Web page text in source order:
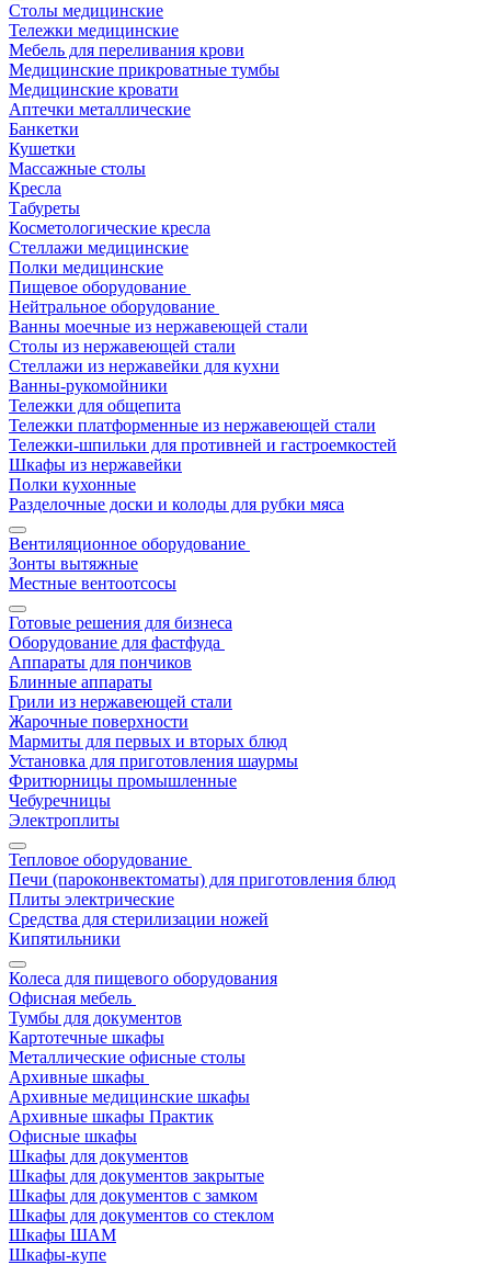
Столы медицинские
Тележки медицинские
Мебель для переливания крови
Медицинские прикроватные тумбы
Медицинские кровати
Аптечки металлические
Банкетки
Кушетки
Массажные столы
Кресла
Табуреты
Косметологические кресла
Стеллажи медицинские
Полки медицинские
Пищевое оборудование
Нейтральное оборудование
Ванны моечные из нержавеющей стали
Столы из нержавеющей стали
Стеллажи из нержавейки для кухни
Ванны-рукомойники
Тележки для общепита
Тележки платформенные из нержавеющей стали
Тележки-шпильки для противней и гастроемкостей
Шкафы из нержавейки
Полки кухонные
Разделочные доски и колоды для рубки мяса
Вентиляционное оборудование
Зонты вытяжные
Местные вентоотсосы
Готовые решения для бизнеса
Оборудование для фастфуда
Аппараты для пончиков
Блинные аппараты
Грили из нержавеющей стали
Жарочные поверхности
Мармиты для первых и вторых блюд
Установка для приготовления шаурмы
Фритюрницы промышленные
Чебуречницы
Электроплиты
Тепловое оборудование
Печи (пароконвектоматы) для приготовления блюд
Плиты электрические
Средства для стерилизации ножей
Кипятильники
Колеса для пищевого оборудования
Офисная мебель
Тумбы для документов
Картотечные шкафы
Металлические офисные столы
Архивные шкафы
Архивные медицинские шкафы
Архивные шкафы Практик
Офисные шкафы
Шкафы для документов
Шкафы для документов закрытые
Шкафы для документов с замком
Шкафы для документов со стеклом
Шкафы ШАМ
Шкафы-купе